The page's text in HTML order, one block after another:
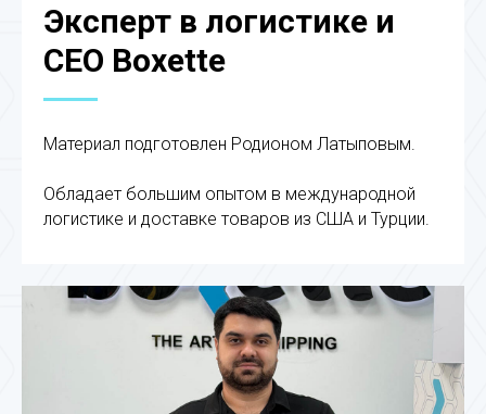
Эксперт в логистике и
CEO Boxette
Материал подготовлен Родионом Латыповым.
Обладает большим опытом в международной
логистике и доставке товаров из США и Турции.